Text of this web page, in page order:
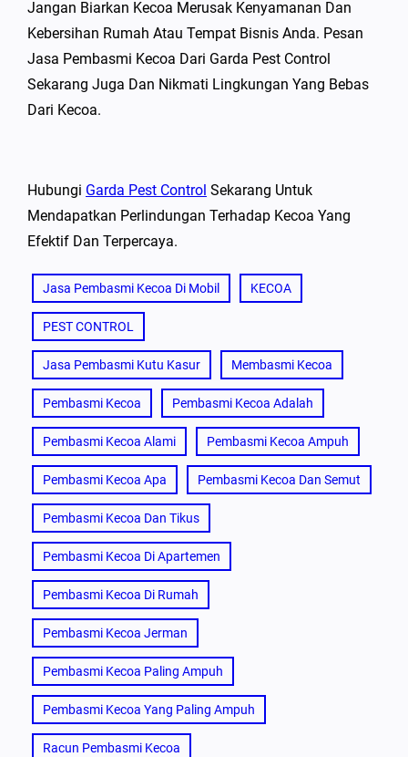
Jangan Biarkan Kecoa Merusak Kenyamanan Dan
Kebersihan Rumah Atau Tempat Bisnis Anda. Pesan
Jasa Pembasmi Kecoa Dari Garda Pest Control
Sekarang Juga Dan Nikmati Lingkungan Yang Bebas
Dari Kecoa.
Hubungi Garda Pest Control Sekarang Untuk
Mendapatkan Perlindungan Terhadap Kecoa Yang
Efektif Dan Terpercaya.
Jasa Pembasmi Kecoa Di Mobil KECOA
PEST CONTROL
Jasa Pembasmi Kutu Kasur Membasmi Kecoa
Pembasmi Kecoa Pembasmi Kecoa Adalah
Pembasmi Kecoa Alami Pembasmi Kecoa Ampuh
Pembasmi Kecoa Apa Pembasmi Kecoa Dan Semut
Pembasmi Kecoa Dan Tikus
Pembasmi Kecoa Di Apartemen
Pembasmi Kecoa Di Rumah
Pembasmi Kecoa Jerman
Pembasmi Kecoa Paling Ampuh
Pembasmi Kecoa Yang Paling Ampuh
Racun Pembasmi Kecoa